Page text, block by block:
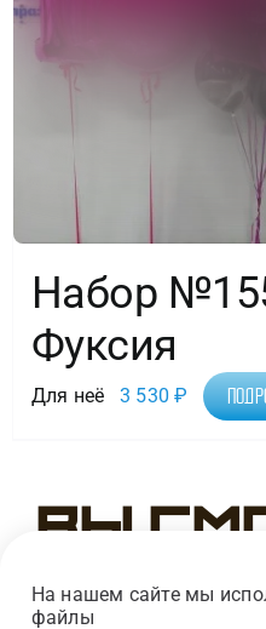
Набор
Фуксия
Для неё 3 530₽
Вы
На нашем сайте мы
файлы